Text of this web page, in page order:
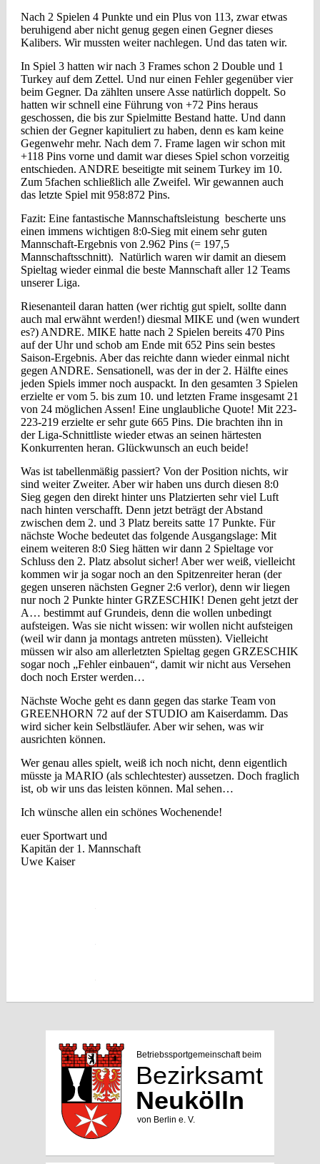
Nach 2 Spielen 4 Punkte und ein Plus von 113, zwar etwas
beruhigend aber nicht genug gegen einen Gegner dieses
Kalibers. Wir mussten weiter nachlegen. Und das taten wir.
In Spiel 3 hatten wir nach 3 Frames schon 2 Double und 1
Turkey auf dem Zettel. Und nur einen Fehler gegenüber vier
beim Gegner. Da zählten unsere Asse natürlich doppelt. So
hatten wir schnell eine Führung von +72 Pins heraus
geschossen, die bis zur Spielmitte Bestand hatte. Und dann
schien der Gegner kapituliert zu haben, denn es kam keine
Gegenwehr mehr. Nach dem 7. Frame lagen wir schon mit
+118 Pins vorne und damit war dieses Spiel schon vorzeitig
entschieden. ANDRE beseitigte mit seinem Turkey im 10.
Zum 5fachen schließlich alle Zweifel. Wir gewannen auch
das letzte Spiel mit 958:872 Pins.
Fazit: Eine fantastische Mannschaftsleistung bescherte uns
einen immens wichtigen 8:0-Sieg mit einem sehr guten
Mannschaft-Ergebnis von 2.962 Pins (= 197,5
Mannschaftsschnitt). Natürlich waren wir damit an diesem
Spieltag wieder einmal die beste Mannschaft aller 12 Teams
unserer Liga.
Riesenanteil daran hatten (wer richtig gut spielt, sollte dann
auch mal erwähnt werden!) diesmal MIKE und (wen wundert
es?) ANDRE. MIKE hatte nach 2 Spielen bereits 470 Pins
auf der Uhr und schob am Ende mit 652 Pins sein bestes
Saison-Ergebnis. Aber das reichte dann wieder einmal nicht
gegen ANDRE. Sensationell, was der in der 2. Hälfte eines
jeden Spiels immer noch auspackt. In den gesamten 3 Spielen
erzielte er vom 5. bis zum 10. und letzten Frame insgesamt 21
von 24 möglichen Assen! Eine unglaubliche Quote! Mit 223-
223-219 erzielte er sehr gute 665 Pins. Die brachten ihn in
der Liga-Schnittliste wieder etwas an seinen härtesten
Konkurrenten heran. Glückwunsch an euch beide!
Was ist tabellenmäßig passiert? Von der Position nichts, wir
sind weiter Zweiter. Aber wir haben uns durch diesen 8:0
Sieg gegen den direkt hinter uns Platzierten sehr viel Luft
nach hinten verschafft. Denn jetzt beträgt der Abstand
zwischen dem 2. und 3 Platz bereits satte 17 Punkte. Für
nächste Woche bedeutet das folgende Ausgangslage: Mit
einem weiteren 8:0 Sieg hätten wir dann 2 Spieltage vor
Schluss den 2. Platz absolut sicher! Aber wer weiß, vielleicht
kommen wir ja sogar noch an den Spitzenreiter heran (der
gegen unseren nächsten Gegner 2:6 verlor), denn wir liegen
nur noch 2 Punkte hinter GRZESCHIK! Denen geht jetzt der
A… bestimmt auf Grundeis, denn die wollen unbedingt
aufsteigen. Was sie nicht wissen: wir wollen nicht aufsteigen
(weil wir dann ja montags antreten müssten). Vielleicht
müssen wir also am allerletzten Spieltag gegen GRZESCHIK
sogar noch „Fehler einbauen“, damit wir nicht aus Versehen
doch noch Erster werden…
Nächste Woche geht es dann gegen das starke Team von
GREENHORN 72 auf der STUDIO am Kaiserdamm. Das
wird sicher kein Selbstläufer. Aber wir sehen, was wir
ausrichten können.
Wer genau alles spielt, weiß ich noch nicht, denn eigentlich
müsste ja MARIO (als schlechtester) aussetzen. Doch fraglich
ist, ob wir uns das leisten können. Mal sehen…
Ich wünsche allen ein schönes Wochenende!
euer Sportwart und
Kapitän der 1. Mannschaft
Uwe Kaiser